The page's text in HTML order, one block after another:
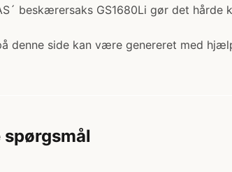
beskærersaks GS1680Li gør det
denne side kan være genereret med